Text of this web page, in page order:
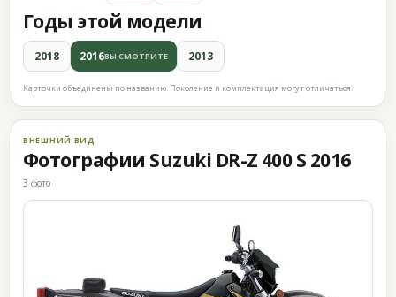
Годы этой модели
2018 2016ВЫ СМОТРИТЕ 2013
Карточки объединены по названию. Поколение и комплектация могут отличаться.
ВНЕШНИЙ ВИД
Фотографии Suzuki DR-Z 400 S 2016
3 фото